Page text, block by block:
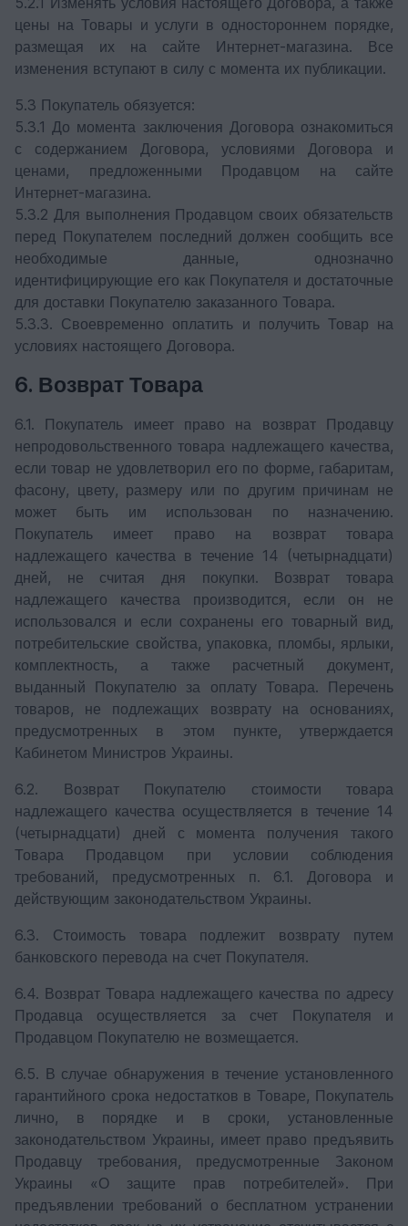
цены на Товары и услуги в одностороннем порядке,
размещая их на сайте Интернет-магазина. Все
изменения вступают в силу с момента их публикации.
5.3 Покупатель обязуется:
5.3.1 До момента заключения Договора ознакомиться
с содержанием Договора, условиями Договора и
ценами, предложенными Продавцом на сайте
Интернет-магазина.
5.3.2 Для выполнения Продавцом своих обязательств
перед Покупателем последний должен сообщить все
необходимые данные, однозначно
идентифицирующие его как Покупателя и достаточные
для доставки Покупателю заказанного Товара.
5.3.3. Своевременно оплатить и получить Товар на
условиях настоящего Договора.
6. Возврат Товара
6.1. Покупатель имеет право на возврат Продавцу
непродовольственного товара надлежащего качества,
если товар не удовлетворил его по форме, габаритам,
фасону, цвету, размеру или по другим причинам не
может быть им использован по назначению.
Покупатель имеет право на возврат товара
надлежащего качества в течение 14 (четырнадцати)
дней, не считая дня покупки. Возврат товара
надлежащего качества производится, если он не
использовался и если сохранены его товарный вид,
потребительские свойства, упаковка, пломбы, ярлыки,
комплектность, а также расчетный документ,
выданный Покупателю за оплату Товара. Перечень
товаров, не подлежащих возврату на основаниях,
предусмотренных в этом пункте, утверждается
Кабинетом Министров Украины.
6.2. Возврат Покупателю стоимости товара
надлежащего качества осуществляется в течение 14
(четырнадцати) дней с момента получения такого
Товара Продавцом при условии соблюдения
требований, предусмотренных п. 6.1. Договора и
действующим законодательством Украины.
6.3. Стоимость товара подлежит возврату путем
банковского перевода на счет Покупателя.
6.4. Возврат Товара надлежащего качества по адресу
Продавца осуществляется за счет Покупателя и
Продавцом Покупателю не возмещается.
6.5. В случае обнаружения в течение установленного
гарантийного срока недостатков в Товаре, Покупатель
лично, в порядке и в сроки, установленные
законодательством Украины, имеет право предъявить
Продавцу требования, предусмотренные Законом
Украины «О защите прав потребителей». При
предъявлении требований о бесплатном устранении